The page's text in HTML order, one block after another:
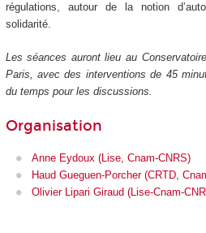
régulations, autour de la notion
solidarité.
Les séances auront lieu au
Paris, avec des interventions de 45
du temps pour les discussions.
Organisation
Anne Eydoux (Lise, Cnam-CNRS)
Haud Gueguen-Porcher (CRTD,
Olivier Lipari Giraud (Lise-Cnam-